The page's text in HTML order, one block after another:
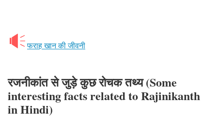
फराह खान की जीवनी
रजनीकांत से जुड़े कुछ रोचक तथ्य (Some
interesting facts related to Rajinikanth
in Hindi)